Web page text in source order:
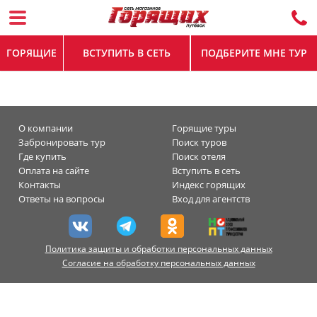
ГОРЯЩИЕ ВСТУПИТЬ В СЕТЬ ПОДБЕРИТЕ МНЕ ТУР
О компании
Горящие туры
Забронировать тур
Поиск туров
Где купить
Поиск отеля
Оплата на сайте
Вступить в сеть
Контакты
Индекс горящих
Ответы на вопросы
Вход для агентств
Политика защиты и обработки персональных данных
Согласие на обработку персональных данных